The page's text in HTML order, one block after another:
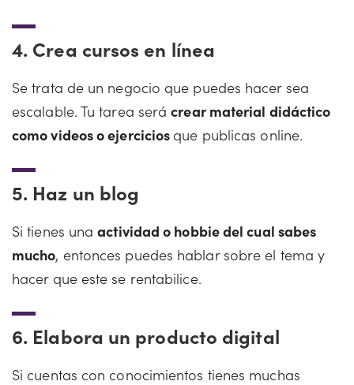
4. Crea cursos en línea
Se trata de un negocio que puedes hacer sea
escalable. Tu tarea serácrear material didáctico
como videos o ejercicios que publicas online.
5. Haz un blog
Si tienes unaactividad o hobbie del cual sabes
mucho, entonces puedes hablar sobre el tema y
hacer que este se rentabilice.
6. Elabora un producto digital
Si cuentas con conocimientos tienes muchas